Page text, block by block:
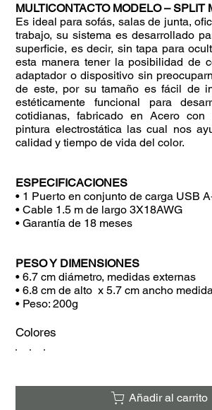
MULTICONTACTO MODELO – SPLIT
Es ideal para sofás, salas de junta,
trabajo, su sistema es desarrollado
superficie, es decir, sin tapa para
esta manera tener la posibilidad de
adaptador o dispositivo sin
de este, por su tamaño es fácil de
estéticamente funcional para
cotidianas, fabricado en Acero con
pintura electrostática las cual nos
calidad y tiempo de vida del color.
ESPECIFICACIONES
• 1 Puerto en conjunto de carga USB
• Cable 1.5 m de largo 3X18AWG
• Garantía de 18 meses
PESO Y DIMENSIONES
• 6.7 cm diámetro, medidas externas
• 6.8 cm de alto x 5.7 cm ancho
• Peso: 200g
Colores
Añadir al carrito